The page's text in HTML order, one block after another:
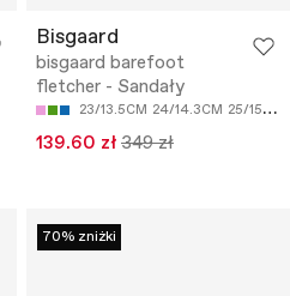
Bisgaard
bisgaard barefoot
fletcher - Sandały
23/13.5CM 24/14.3CM 25/15CM
139.60 zł 349 zł
70% zniżki